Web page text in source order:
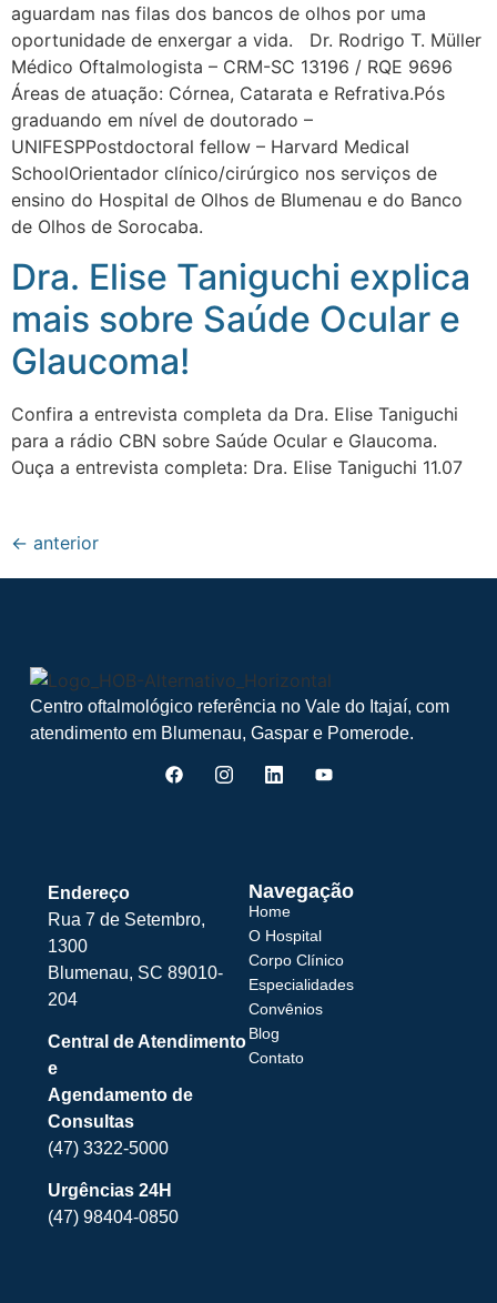
aguardam nas filas dos bancos de olhos por uma
oportunidade de enxergar a vida. Dr. Rodrigo T. Müller
Médico Oftalmologista – CRM-SC 13196 / RQE 9696
Áreas de atuação: Córnea, Catarata e Refrativa.Pós
graduando em nível de doutorado –
UNIFESPPostdoctoral fellow – Harvard Medical
SchoolOrientador clínico/cirúrgico nos serviços de
ensino do Hospital de Olhos de Blumenau e do Banco
de Olhos de Sorocaba.
Dra. Elise Taniguchi explica
mais sobre Saúde Ocular e
Glaucoma!
Confira a entrevista completa da Dra. Elise Taniguchi
para a rádio CBN sobre Saúde Ocular e Glaucoma.
Ouça a entrevista completa: Dra. Elise Taniguchi 11.07
← anterior
Centro oftalmológico referência no Vale do Itajaí, com
atendimento em Blumenau, Gaspar e Pomerode.
Endereço
Rua 7 de Setembro,
1300
Blumenau, SC 89010-
204
Central de Atendimento
e
Agendamento de
Consultas
(47) 3322-5000
Urgências 24H
(47) 98404-0850
Navegação
Home
O Hospital
Corpo Clínico
Especialidades
Convênios
Blog
Contato